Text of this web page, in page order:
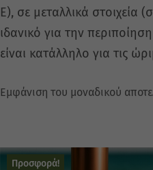
Ε), σε μεταλλικά στοιχεία
ιδανικό για την
είναι κατάλληλο για τις
Εμφάνιση του μοναδικού
Προσφορά!